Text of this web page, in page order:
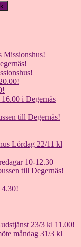
Missionshus!
i Degernäs
till Degernäs!
Lördag 22/11 kl
10-12.30
till Degernäs!
23/3 kl 11.00!
måndag 31/3 kl